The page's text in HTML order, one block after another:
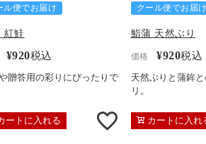
ル便でお届け
紅鮭
¥920税込
贈答用の彩りにぴったりで
ートに入れる
クール便でお届け
鮨蒲 天然ぶり
価格 ¥920税込
天然ぶりと蒲鉾
リ。
カートに入れ